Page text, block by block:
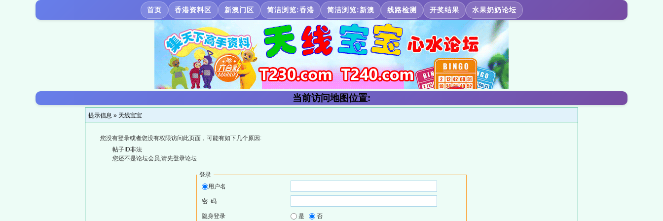
首页 香港资料区 新澳门区 简洁浏览:香港 简洁浏览:新澳 线路检测 开奖结果 水果奶奶论坛
当前访问地图位置:
提示信息 » 天线宝宝
您没有登录或者您没有权限访问此页面，可能有如下几个原因:
帖子ID非法
您还不是论坛会员,请先登录论坛
登录
用户名
密 码
隐身登录 是 否